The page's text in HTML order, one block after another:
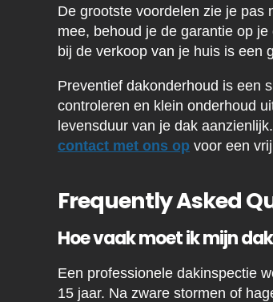
De grootste voordelen zie je pas
mee, behoud je de garantie op
bij de verkoop van je huis is een
Preventief dakonderhoud is een
controleren en klein onderhoud
levensduur van je dak
contact met ons op voor een
Frequently Asked
Hoe vaak moet ik mijn
Een professionele dakinspectie
15 jaar. Na zware stormen of